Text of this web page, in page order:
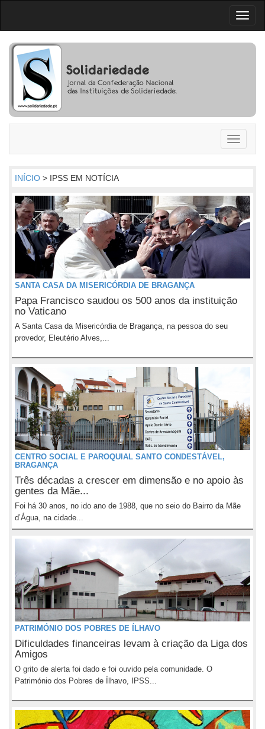
Toggle
INÍCIO > IPSS EM NOTÍCIA
SANTA CASA DA MISERICÓRDIA DE BRAGANÇA
Papa Francisco saudou os 500 anos da instituição
no Vaticano
A Santa Casa da Misericórdia de Bragança, na pessoa do seu
provedor, Eleutério Alves,...
CENTRO SOCIAL E PAROQUIAL SANTO CONDESTÁVEL,
BRAGANÇA
Três décadas a crescer em dimensão e no apoio às
gentes da Mãe...
Foi há 30 anos, no ido ano de 1988, que no seio do Bairro da Mãe
d’Água, na cidade...
PATRIMÓNIO DOS POBRES DE ÍLHAVO
Dificuldades financeiras levam à criação da Liga dos
Amigos
O grito de alerta foi dado e foi ouvido pela comunidade. O
Património dos Pobres de Ílhavo, IPSS...